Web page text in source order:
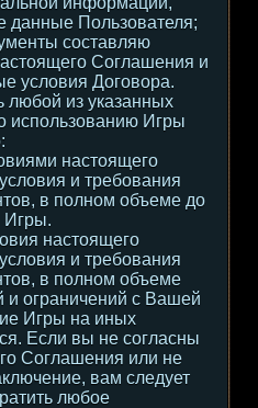
данные Пользователя;
составляю
Соглашения и
условия Договора.
любой из указанных
использованию Игры
настоящего
и требования
в полном объеме до
Игры.
настоящего
и требования
в полном объеме
и ограничений с Вашей
Игры на иных
Если вы не согласны
Соглашения или не
вам следует
любое